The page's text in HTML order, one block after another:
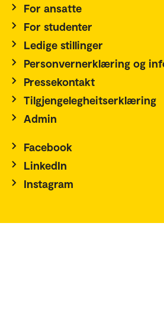
For ansatte
For studenter
Ledige stillinger
Personvernerklæring og
Pressekontakt
Tilgjengelegheitserklæring
Admin
Facebook
LinkedIn
Instagram